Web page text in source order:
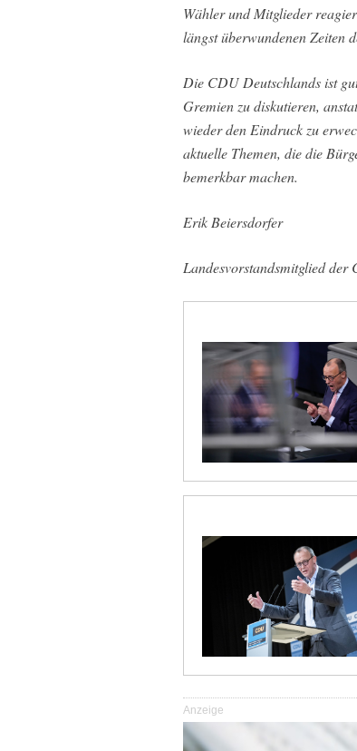
Wähler und Mitglieder
längst überwundenen Zeiten
Die CDU Deutschlands ist
Gremien zu diskutieren,
wieder den Eindruck zu
aktuelle Themen, die die
bemerkbar machen.
Erik Beiersdorfer
Landesvorstandsmitglied der
Anzeige